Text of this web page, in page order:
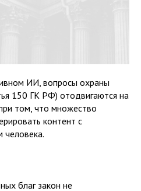
ИИ, вопросы охраны
150 ГК РФ) отодвигаются на
том, что множество
контент с
человека.
благ закон не